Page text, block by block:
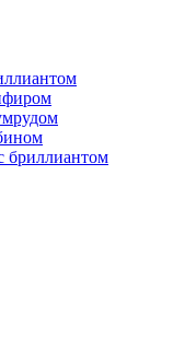
бриллиантом